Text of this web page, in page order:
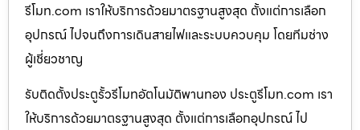
รีโมท.com เราให้บริการด้วยมาตรฐานสูงสุด ตั้งแต่การเลือก
อุปกรณ์ ไปจนถึงการเดินสายไฟและระบบควบคุม โดยทีมช่าง
ผู้เชี่ยวชาญ
รับติดตั้งประตูรั้วรีโมทอัตโนมัติพานทอง ประตูรีโมท.com เรา
ให้บริการด้วยมาตรฐานสูงสุด ตั้งแต่การเลือกอุปกรณ์ ไป